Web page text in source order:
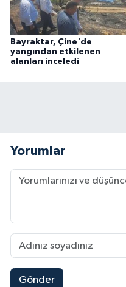
Bayraktar, Çine'de
yangından etkilenen
alanları inceledi
Yorumlar
Gönder